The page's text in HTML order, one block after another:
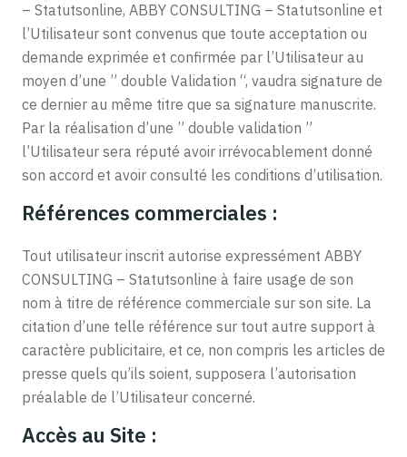
– Statutsonline, ABBY CONSULTING – Statutsonline et
l’Utilisateur sont convenus que toute acceptation ou
demande exprimée et confirmée par l’Utilisateur au
moyen d’une ” double Validation “, vaudra signature de
ce dernier au même titre que sa signature manuscrite.
Par la réalisation d’une ” double validation ”
l’Utilisateur sera réputé avoir irrévocablement donné
son accord et avoir consulté les conditions d’utilisation.
Références commerciales :
Tout utilisateur inscrit autorise expressément ABBY
CONSULTING – Statutsonline à faire usage de son
nom à titre de référence commerciale sur son site. La
citation d’une telle référence sur tout autre support à
caractère publicitaire, et ce, non compris les articles de
presse quels qu’ils soient, supposera l’autorisation
préalable de l’Utilisateur concerné.
Accès au Site :